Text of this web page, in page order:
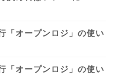
「オープンロジ」の使い
「オープンロジ」の使い